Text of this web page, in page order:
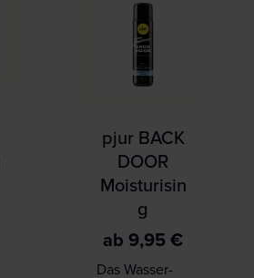
pjur BACK
DOOR
Moisturisin
g
ab 9,95 €
Das Wasser-